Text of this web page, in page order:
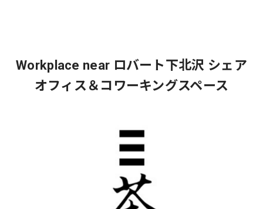
Workplace near ロバート下北沢 シェア
オフィス＆コワーキングスペース